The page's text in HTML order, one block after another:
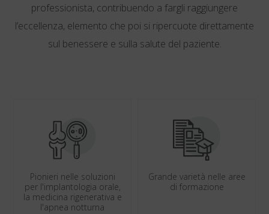
professionista, contribuendo a fargli raggiungere
l’eccellenza, elemento che poi si ripercuote direttamente
sul benessere e sulla salute del paziente.
Pionieri nelle soluzioni
per l'implantologia orale,
la medicina rigenerativa e
l'apnea notturna
Grande varietà nelle aree
di formazione